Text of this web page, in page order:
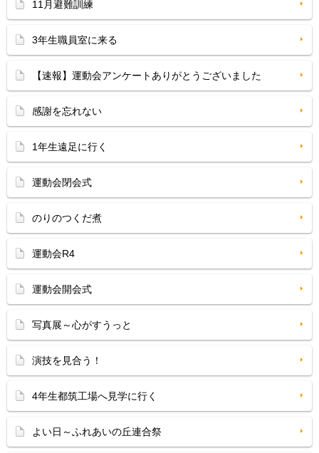
11月避難訓練
3年生職員室に来る
【速報】運動会アンケートありがとうございました
感謝を忘れない
1年生遠足に行く
運動会閉会式
のりのつくだ煮
運動会R4
運動会開会式
写真展～心がすうっと
演技を見合う！
4年生都筑工場へ見学に行く
よい日～ふれあいの丘連合祭